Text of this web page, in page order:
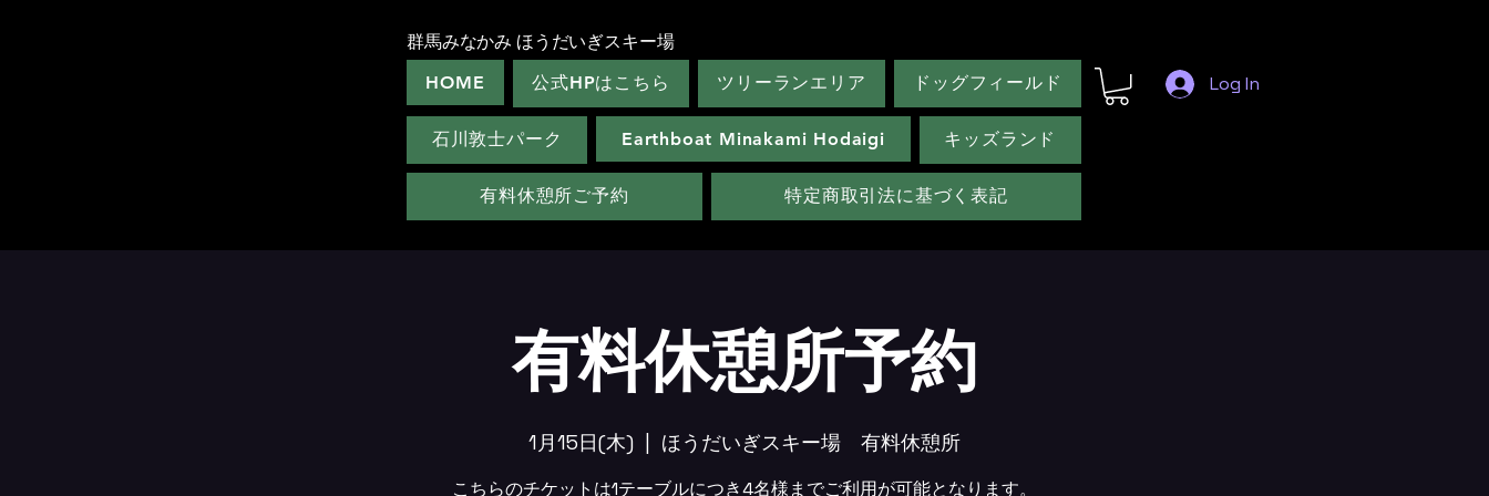
群馬みなかみ ほうだいぎスキー場
HOME 公式HPはこちら ツリーランエリア ドッグフィールド
石川敦士パーク Earthboat Minakami Hodaigi キッズランド
有料休憩所ご予約 特定商取引法に基づく表記
Log In
有料休憩所予約
1月15日(木) ほうだいぎスキー場 有料休憩所
こちらのチケットは1テーブルにつき4名様までご利用が可能となります。